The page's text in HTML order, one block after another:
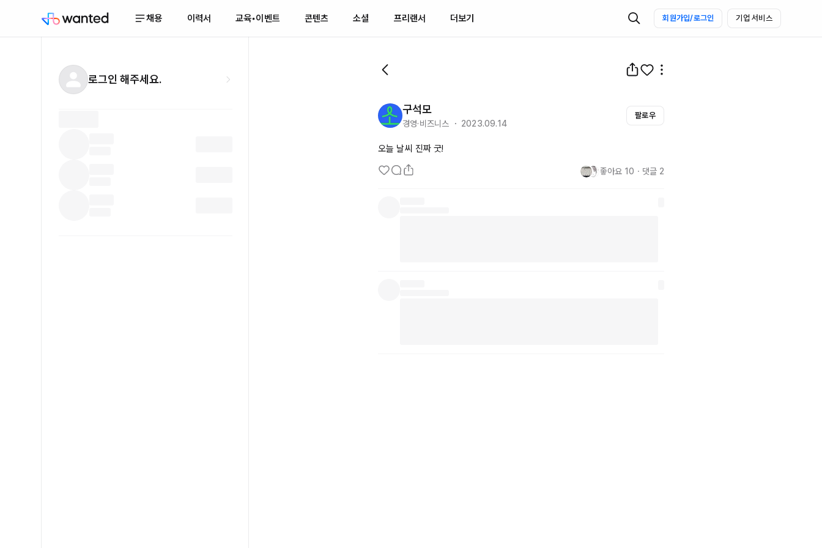
채용 이력서 교육•이벤트 콘텐츠 소셜 프리랜서 더보기 회원가입/로그인 기업 서비스
로그인 해주세요.
구석모
경영·비즈니스 ・ 2023.09.14
팔로우
오늘 날씨 진짜 굿!
좋아요 10 ・ 댓글 2